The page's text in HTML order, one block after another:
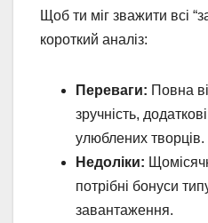
Щоб ти міг зважити всі
короткий аналіз:
Переваги: Повна
зручність,
улюблених творців.
Недоліки:
потрібні бонуси
завантаження.